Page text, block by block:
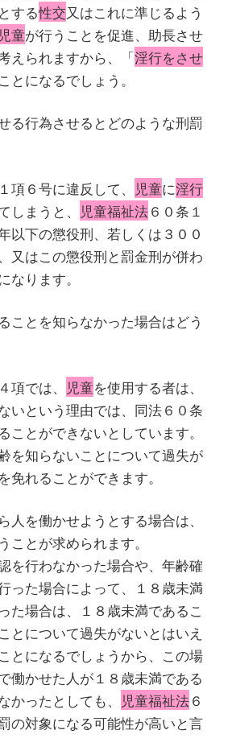
する性交又はこれに準じるよう
児童が行うことを促進、助長させ
えられますから、「淫行をさせ
とになるでしょう。
る行為させるとどのような刑罰
項６号に違反して、 児童に淫行
しまうと、
児童福祉法６０条１
以下の懲役刑、若しくは３００
又はこの懲役刑と罰金刑が併わ
なります。
ことを知らなかった場合はどう
項では、 児童を使用する者は、
いという理由では、同法６０条
ことができないとしています。
を知らないことについて過失が
免れることができます。
人を働かせようとする場合は、
ことが求められます。
を行わなかった場合や、年齢確
った場合によって、１８歳未満
た場合は、１８歳未満であるこ
とについて過失がないとはいえ
とになるでしょうから、この場
働かせた人が１８歳未満である
かったとしても、
児童福祉法６
の対象になる可能性が高いと言